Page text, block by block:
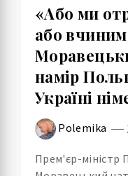
«Або ми
або
намір
Україні
Polemika
Прем'єр-міністр